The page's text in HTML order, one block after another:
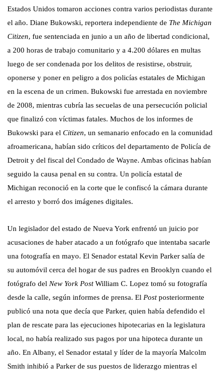
Estados Unidos tomaron acciones contra varios periodistas durante
el año. Diane Bukowski, reportera independiente de The Michigan
Citizen, fue sentenciada en junio a un año de libertad condicional,
a 200 horas de trabajo comunitario y a 4.200 dólares en multas
luego de ser condenada por los delitos de resistirse, obstruir,
oponerse y poner en peligro a dos policías estatales de Michigan
en la escena de un crimen. Bukowski fue arrestada en noviembre
de 2008, mientras cubría las secuelas de una persecución policial
que finalizó con víctimas fatales. Muchos de los informes de
Bukowski para el Citizen, un semanario enfocado en la comunidad
afroamericana, habían sido críticos del departamento de Policía de
Detroit y del fiscal del Condado de Wayne. Ambas oficinas habían
seguido la causa penal en su contra. Un policía estatal de
Michigan reconoció en la corte que le confiscó la cámara durante
el arresto y borró dos imágenes digitales.
Un legislador del estado de Nueva York enfrentó un juicio por
acusaciones de haber atacado a un fotógrafo que intentaba sacarle
una fotografía en mayo. El Senador estatal Kevin Parker salía de
su automóvil cerca del hogar de sus padres en Brooklyn cuando el
fotógrafo del New York PostWilliam C. Lopez tomó su fotografía
desde la calle, según informes de prensa. El Postposteriormente
publicó una nota que decía que Parker, quien había defendido el
plan de rescate para las ejecuciones hipotecarias en la legislatura
local, no había realizado sus pagos por una hipoteca durante un
año. En Albany, el Senador estatal y líder de la mayoría Malcolm
Smith inhibió a Parker de sus puestos de liderazgo mientras el